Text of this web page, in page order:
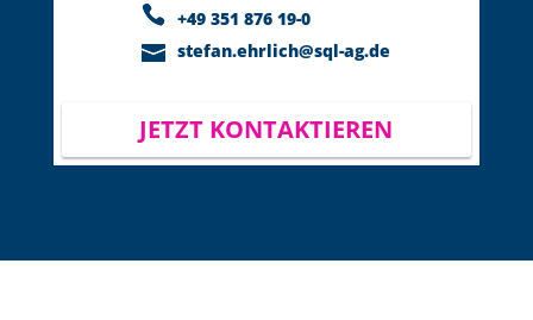
+49 351 876 19-0
stefan.ehrlich@sql-ag.de
JETZT KONTAKTIEREN